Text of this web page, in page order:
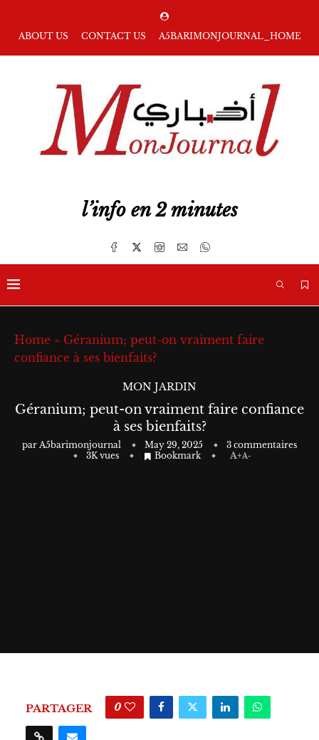
ABOUT US CONTACT US A5BARIMONJOURNAL_HOME
l’info en 2 minutes
Home » Géranium; peut-on vraiment faire
confiance à ses bienfaits?
MON JARDIN
Géranium; peut-on vraiment faire confiance
à ses bienfaits?
par A5barimonjournal May 29, 2025
3 commentaires
3Kvues Bookmark A+A-
PARTAGER 0